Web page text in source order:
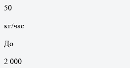
50
кг/час
До
2 000